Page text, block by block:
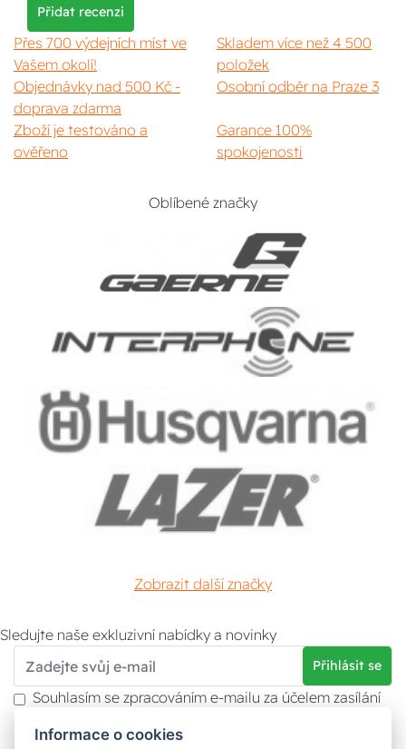
Přidat recenzi
Přes 700 výdejních míst ve
Vašem okolí!
Skladem více než 4 500
položek
Objednávky nad 500 Kč -
doprava zdarma
Osobní odběr na Praze 3
Zboží je testováno a
ověřeno
Garance 100%
spokojenosti
Oblíbené značky
Zobrazit další značky
Sledujte naše exkluzivní nabídky a novinky
Přihlásit se
Souhlasím se zpracováním e-mailu za účelem zasílání
Více informací naleznete v
Informace o cookies